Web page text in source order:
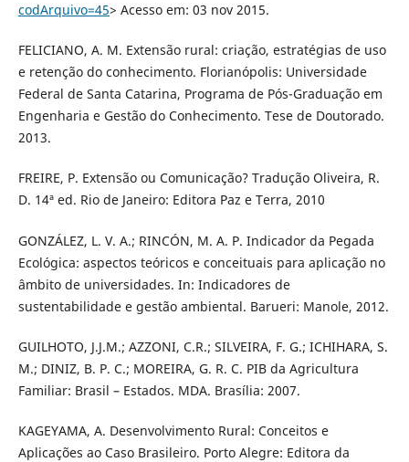
codArquivo=45> Acesso em: 03 nov 2015.
FELICIANO, A. M. Extensão rural: criação, estratégias de uso
e retenção do conhecimento. Florianópolis: Universidade
Federal de Santa Catarina, Programa de Pós-Graduação em
Engenharia e Gestão do Conhecimento. Tese de Doutorado.
2013.
FREIRE, P. Extensão ou Comunicação? Tradução Oliveira, R.
D. 14ª ed. Rio de Janeiro: Editora Paz e Terra, 2010
GONZÁLEZ, L. V. A.; RINCÓN, M. A. P. Indicador da Pegada
Ecológica: aspectos teóricos e conceituais para aplicação no
âmbito de universidades. In: Indicadores de
sustentabilidade e gestão ambiental. Barueri: Manole, 2012.
GUILHOTO, J.J.M.; AZZONI, C.R.; SILVEIRA, F. G.; ICHIHARA, S.
M.; DINIZ, B. P. C.; MOREIRA, G. R. C. PIB da Agricultura
Familiar: Brasil – Estados. MDA. Brasília: 2007.
KAGEYAMA, A. Desenvolvimento Rural: Conceitos e
Aplicações ao Caso Brasileiro. Porto Alegre: Editora da